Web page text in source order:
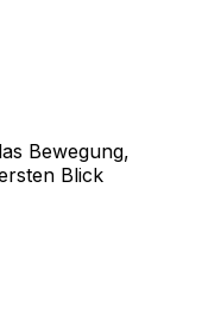
Bewegung,
Blick